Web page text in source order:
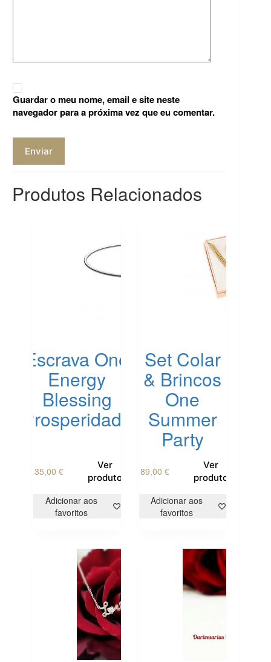
Guardar o meu nome, email e site neste
navegador para a próxima vez que eu comentar.
Enviar
Produtos Relacionados
Escrava One
Energy
Blessing
Prosperidade
35,00€
Ver
produto
Adicionar aos
favoritos
Set Colar
& Brincos
One
Summer
Party
89,00 €
Ver
produto
Adicionar aos
favoritos